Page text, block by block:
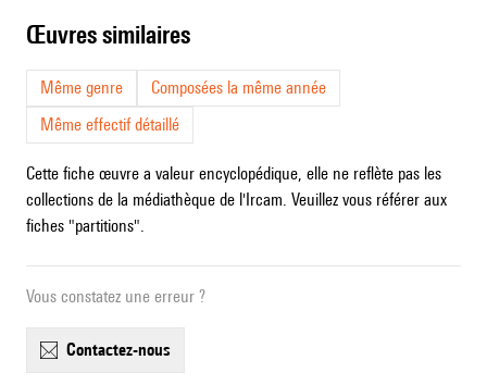
œuvres similaires
Même genre
Composées la même année
Même effectif détaillé
Cette fiche œuvre a valeur encyclopédique, elle ne reflète pas les
collections de la médiathèque de l'Ircam. Veuillez vous référer aux
fiches "partitions".
Vous constatez une erreur ?
contactez-nous